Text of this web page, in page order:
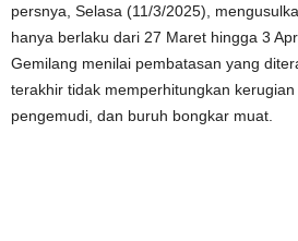
persnya, Selasa (11/3/2025),
hanya berlaku dari 27 Maret hingga 3
Gemilang menilai pembatasan yang
terakhir tidak memperhitungkan kerugian
pengemudi, dan buruh bongkar muat.